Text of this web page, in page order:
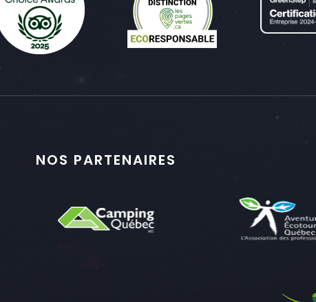
NOS PARTENAIRES